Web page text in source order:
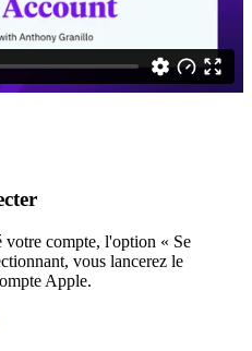
votre compte, l'option « Se
vous lancerez le
Apple.